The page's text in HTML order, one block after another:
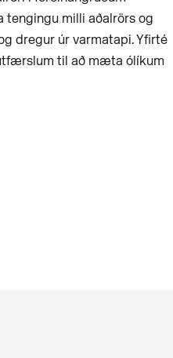
tengingu milli aðalrörs og
dregur úr varmatapi. Yfirté
til að mæta ólíkum